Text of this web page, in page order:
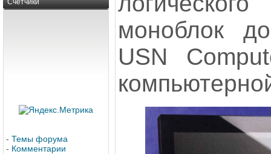
Счетчики
- Темы форума
- Комментарии
моноблок
USN